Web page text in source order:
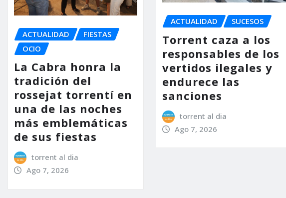
ACTUALIDAD
FIESTAS
OCIO
La Cabra honra la
tradición del
rossejat torrentí en
una de las noches
más emblemáticas
de sus fiestas
torrent al dia
Ago 7, 2026
ACTUALIDAD SUCESOS
Torrent caza a los
responsables de los
vertidos ilegales y
endurece las
sanciones
torrent al dia
Ago 7, 2026